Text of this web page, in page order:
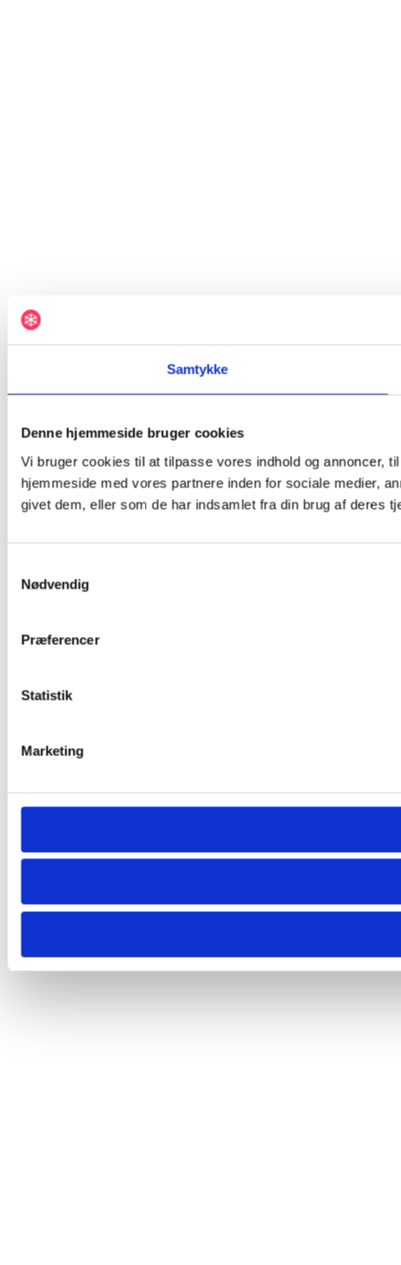
Samtykke
Denne hjemmeside bruger cookies
Vi bruger cookies til at tilpasse vores indhold og annoncer,
hjemmeside med vores partnere inden for sociale medier,
givet dem, eller som de har indsamlet fra din brug af deres
Nødvendig
Præferencer
Statistik
Marketing